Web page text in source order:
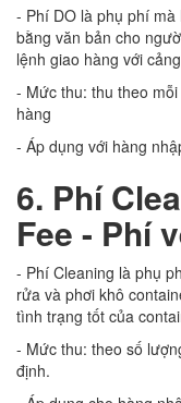
- Phí DO là phụ phí
bằng văn bản cho
lệnh giao hàng với
- Mức thu: thu theo
hàng
- Áp dụng với hàng
6. Phí
Fee - Phí
- Phí Cleaning là phụ
rửa và phơi khô
tình trạng tốt của
- Mức thu: theo số
định.